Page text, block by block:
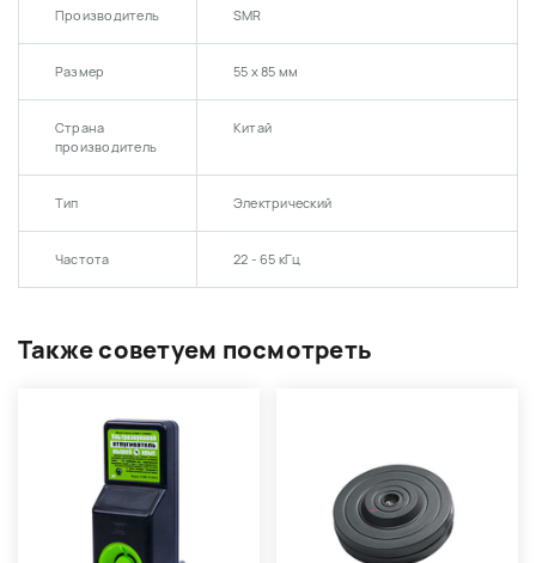
Производитель SMR
Размер 55 х 85 мм
Страна
производитель
Китай
Тип Электрический
Частота 22 - 65 кГц
Также советуем посмотреть